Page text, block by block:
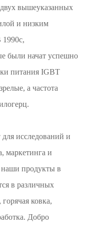
вышеуказанных
и низким
были начат успешно
питания IGBT
а частота
исследований и
маркетинга и
продукты в
в различных
ковка,
Добро